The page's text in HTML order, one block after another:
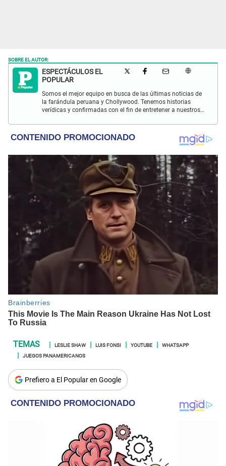
SOBRE EL AUTOR:
ESPECTÁCULOS EL
POPULAR
Somos el mejor equipo en busca de las últimas noticias de
la farándula peruana y Chollywood. Tenemos historias
verídicas y confirmadas con el fin de entretener a nuestros
LESLIE SHAW LUIS FONSI YOUTUBE
WHATSAPP
JUEGOS PANAMERICANOS
Prefiero a El Popular en Google